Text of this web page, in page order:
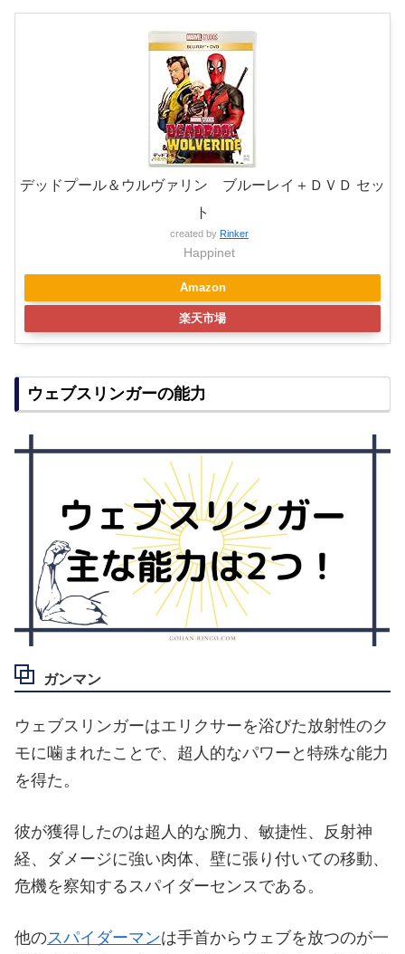
デッドプール＆ウルヴァリン ブルーレイ＋ＤＶＤ セッ
ト
created by Rinker
Happinet
Amazon
楽天市場
ウェブスリンガーの能力
ガンマン
ウェブスリンガーはエリクサーを浴びた放射性のク
モに噛まれたことで、超人的なパワーと特殊な能力
を得た。
彼が獲得したのは超人的な腕力、敏捷性、反射神
経、ダメージに強い肉体、壁に張り付いての移動、
危機を察知するスパイダーセンスである。
他のスパイダーマンは手首からウェブを放つのが一